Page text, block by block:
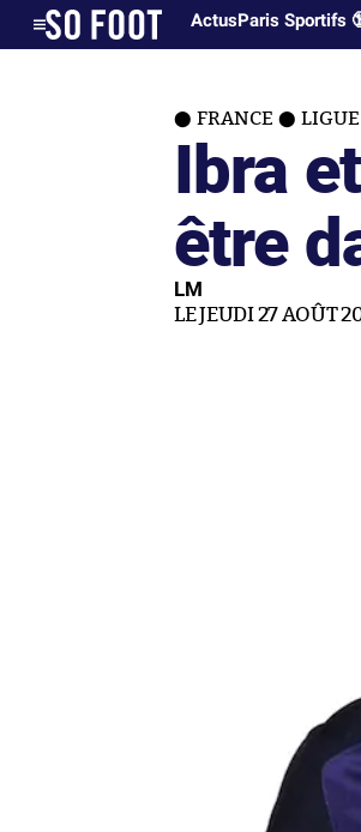
ActusParis Sportifs
FRANCE LIGUE
Ibra
être
LM
LE JEUDI 27 AOÛT